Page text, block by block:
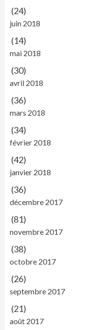
(24)
juin 2018
(14)
mai 2018
(30)
avril 2018
(36)
mars 2018
(34)
février 2018
(42)
janvier 2018
(36)
décembre 2017
(81)
novembre 2017
(38)
octobre 2017
(26)
septembre 2017
(21)
août 2017